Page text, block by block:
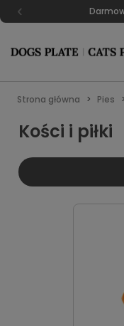
Strona główna Pies
Kości i piłki